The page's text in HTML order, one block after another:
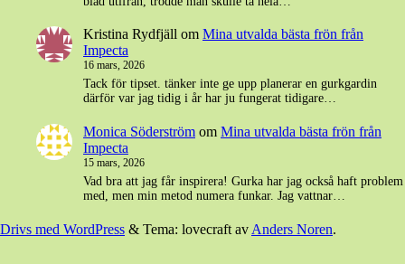
Kristina Rydfjäll om Mina utvalda bästa frön från
Impecta
16 mars, 2026
Tack för tipset. tänker inte ge upp planerar en gurkgardin
därför var jag tidig i år har ju fungerat tidigare…
Monica Söderström om Mina utvalda bästa frön från
Impecta
15 mars, 2026
Vad bra att jag får inspirera! Gurka har jag också haft problem
med, men min metod numera funkar. Jag vattnar…
Drivs med WordPress & Tema: lovecraft av Anders Noren.